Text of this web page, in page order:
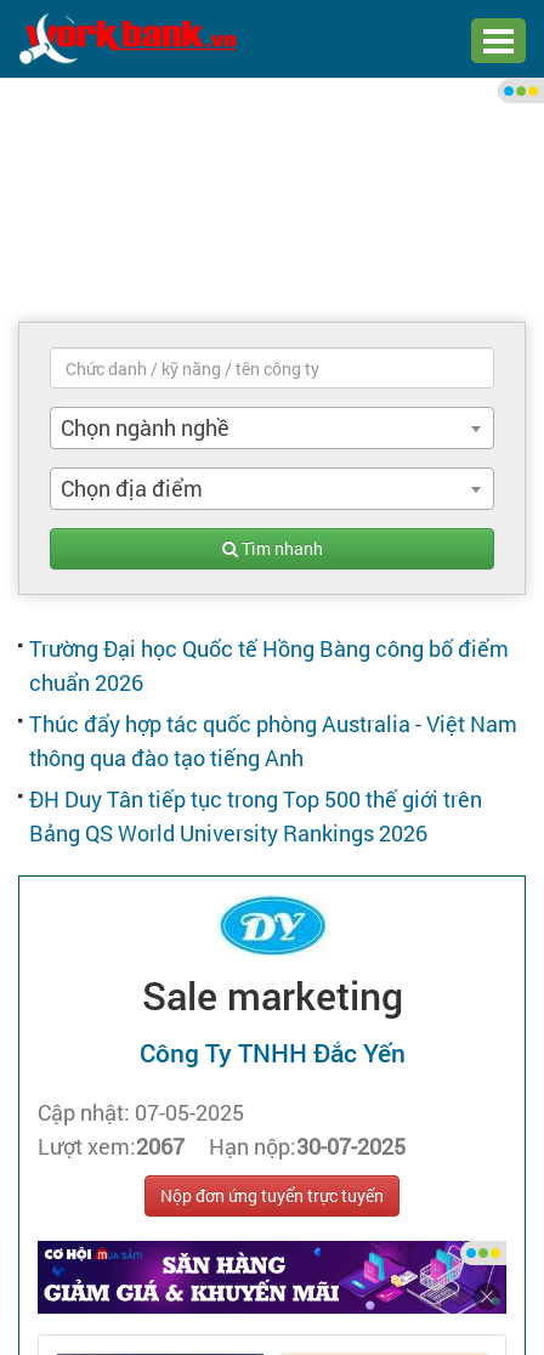
Trang chủ
Việc làm mới nhất
Tìm việc làm
Nhà tuyển dụng
Chọn ngành nghề
Chọn địa điểm
Tìm nhanh
Trường Đại học Quốc tế Hồng Bàng công bố điểm
chuẩn 2026
Thúc đẩy hợp tác quốc phòng Australia - Việt Nam
thông qua đào tạo tiếng Anh
ĐH Duy Tân tiếp tục trong Top 500 thế giới trên
Bảng QS World University Rankings 2026
Sale marketing
Công Ty TNHH Đắc Yến
Cập nhật: 07-05-2025
Lượt xem:2067 Hạn nộp:30-07-2025
Nộp đơn ứng tuyển trực tuyến